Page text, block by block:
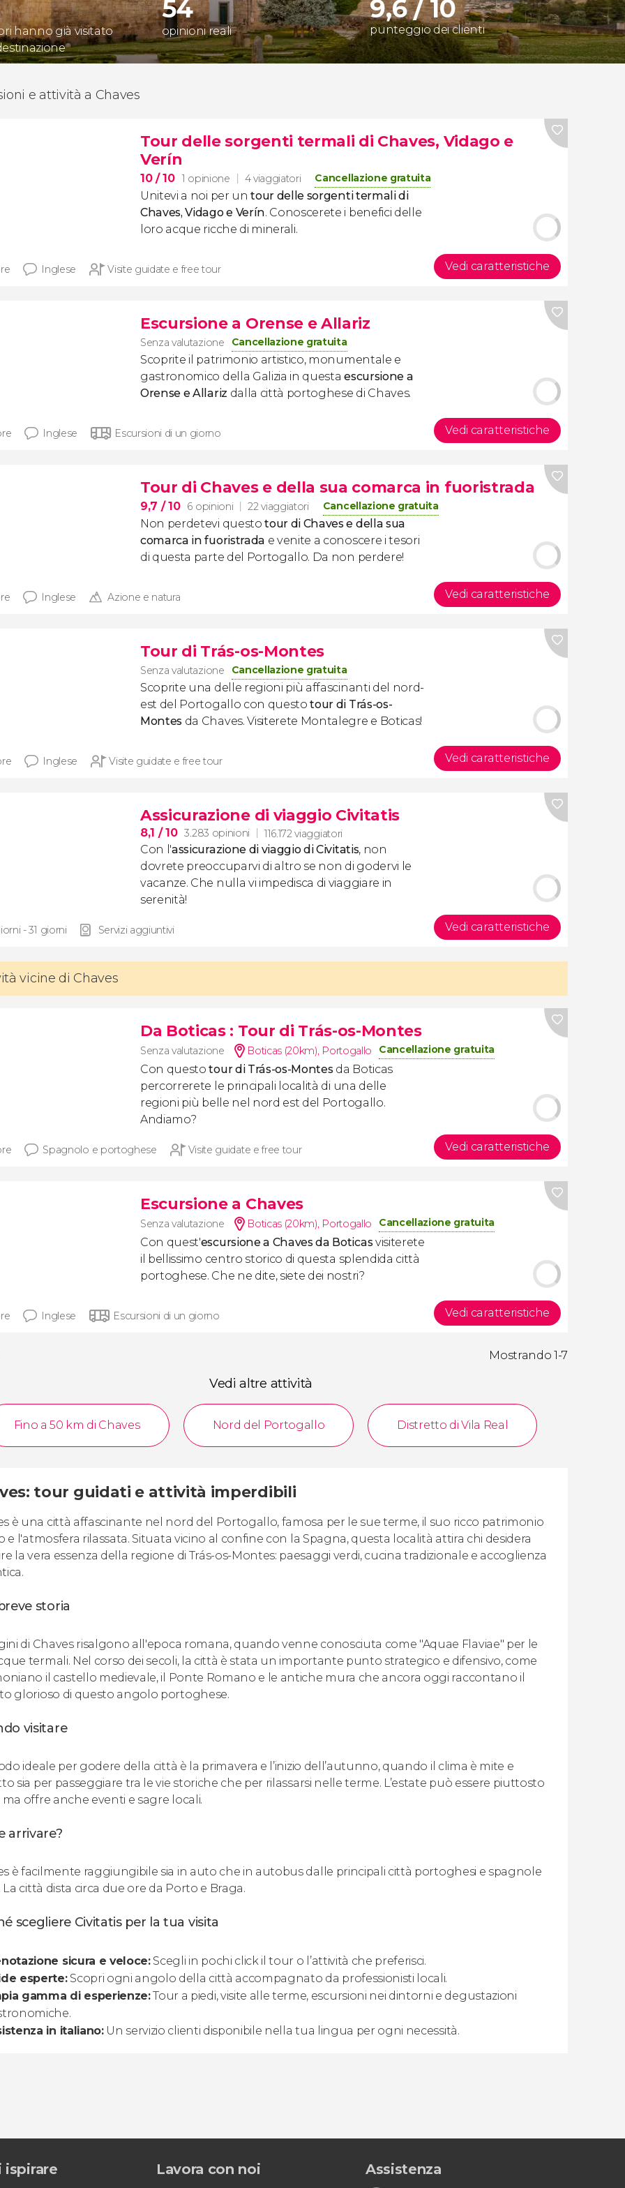
hanno già visitato
54
opinioni reali
9,6 / 10
punteggio dei clienti
e attività a Chaves
Tour delle sorgenti termali di Chaves, Vidago e
Verín
10/ 10 1 opinione 4 viaggiatori Cancellazione gratuita
Unitevi a noi per untour delle sorgenti termali di
Chaves, Vidago e Verín. Conoscerete i benefici delle
loro acque ricche di minerali.
Inglese Visite guidate e free tour Vedi caratteristiche
Escursione a Orense e Allariz
Senza valutazione Cancellazione gratuita
Scoprite il patrimonio artistico, monumentale e
gastronomico della Galizia in questa escursione a
Orense e Allariz dalla città portoghese di Chaves.
Inglese Escursioni di un giorno Vedi caratteristiche
Tour di Chaves e della sua comarca in fuoristrada
9,7 / 10 6 opinioni 22 viaggiatori Cancellazione gratuita
Non perdetevi questotour di Chaves e della sua
comarca in fuoristrada e venite a conoscere i tesori
di questa parte del Portogallo. Da non perdere!
Inglese Azione e natura Vedi caratteristiche
Tour di Trás-os-Montes
Senza valutazione Cancellazione gratuita
Scoprite una delle regioni più affascinanti del nord-
est del Portogallo con questotour di Trás-os-
Montes da Chaves. Visiterete Montalegre e Boticas!
Inglese Visite guidate e free tour Vedi caratteristiche
Assicurazione di viaggio Civitatis
8,1 / 10 3.283 opinioni 116.172 viaggiatori
Con l'assicurazione di viaggio di Civitatis, non
dovrete preoccuparvi di altro se non di godervi le
vacanze. Che nulla vi impedisca di viaggiare in
serenità!
- 31 giorni Servizi aggiuntivi Vedi caratteristiche
vicine di Chaves
Da Boticas : Tour di Trás-os-Montes
Senza valutazione Boticas (20km), Portogallo Cancellazione gratuita
Con questotour di Trás-os-Montesda Boticas
percorrerete le principali località di una delle
regioni più belle nel nord est del Portogallo.
Andiamo?
Spagnolo e portoghese Visite guidate e free tour Vedi caratteristiche
Escursione a Chaves
Senza valutazione Boticas (20km), Portogallo Cancellazione gratuita
Con quest'escursione a Chaves da Boticasvisiterete
il bellissimo centro storico di questa splendida città
portoghese. Che ne dite, siete dei nostri?
Inglese Escursioni di un giorno Vedi caratteristiche
Mostrando 1-7
Vedi altre attività
Fino a 50 km di Chaves Nord del Portogallo Distretto di Vila Real
tour guidati e attività imperdibili
è una città affascinante nel nord del Portogallo, famosa per le sue terme, il suo ricco patrimonio
e l'atmosfera rilassata. Situata vicino al confine con la Spagna, questa località attira chi desidera
la vera essenza della regione di Trás-os-Montes: paesaggi verdi, cucina tradizionale e accoglienza
storia
di Chaves risalgono all'epoca romana, quando venne conosciuta come "Aquae Flaviae" per le
termali. Nel corso dei secoli, la città è stata un importante punto strategico e difensivo, come
il castello medievale, il Ponte Romano e le antiche mura che ancora oggi raccontano il
glorioso di questo angolo portoghese.
visitare
ideale per godere della città è la primavera e l’inizio dell’autunno, quando il clima è mite e
sia per passeggiare tra le vie storiche che per rilassarsi nelle terme. L’estate può essere piuttosto
ma offre anche eventi e sagre locali.
arrivare?
è facilmente raggiungibile sia in auto che in autobus dalle principali città portoghesi e spagnole
La città dista circa due ore da Porto e Braga.
scegliere Civitatis per la tua visita
sicura e veloce:Scegli in pochi click il tour o l’attività che preferisci.
esperte:Scopri ogni angolo della città accompagnato da professionisti locali.
gamma di esperienze:Tour a piedi, visite alle terme, escursioni nei dintorni e degustazioni
in italiano:Un servizio clienti disponibile nella tua lingua per ogni necessità.
ispirare Lavora con noi Assistenza